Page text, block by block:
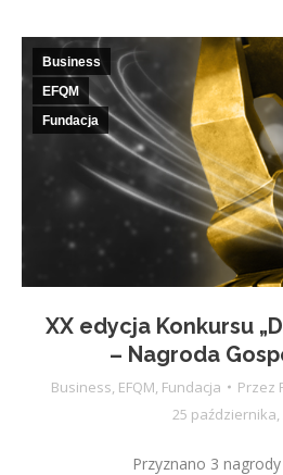
XX edycja Konkursu
– Nagroda
Business, EFQM, Fundacja Przez
25 października,
Business
EFQM
Fundacja
Przyznano 3